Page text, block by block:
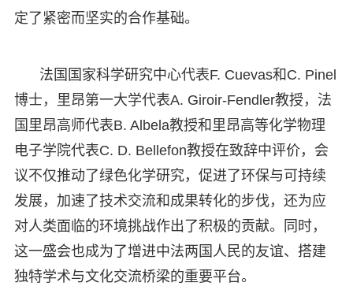
定了紧密而坚实的合作基础。
法国国家科学研究中心代表F. Cuevas和C. Pinel
博士，里昂第一大学代表A. Giroir-Fendler教授，法
国里昂高师代表B. Albela教授和里昂高等化学物理
电子学院代表C. D. Bellefon教授在致辞中评价，会
议不仅推动了绿色化学研究，促进了环保与可持续
发展，加速了技术交流和成果转化的步伐，还为应
对人类面临的环境挑战作出了积极的贡献。同时，
这一盛会也成为了增进中法两国人民的友谊、搭建
独特学术与文化交流桥梁的重要平台。